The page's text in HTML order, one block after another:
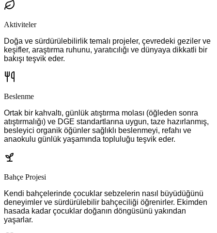
Aktiviteler
Doğa ve sürdürülebilirlik temalı projeler, çevredeki geziler ve
keşifler, araştırma ruhunu, yaratıcılığı ve dünyaya dikkatli bir
bakışı teşvik eder.
Beslenme
Ortak bir kahvaltı, günlük atıştırma molası (öğleden sonra
atıştırmalığı) ve DGE standartlarına uygun, taze hazırlanmış,
besleyici organik öğünler sağlıklı beslenmeyi, refahı ve
anaokulu günlük yaşamında topluluğu teşvik eder.
Bahçe Projesi
Kendi bahçelerinde çocuklar sebzelerin nasıl büyüdüğünü
deneyimler ve sürdürülebilir bahçeciliği öğrenirler. Ekimden
hasada kadar çocuklar doğanın döngüsünü yakından
yaşarlar.